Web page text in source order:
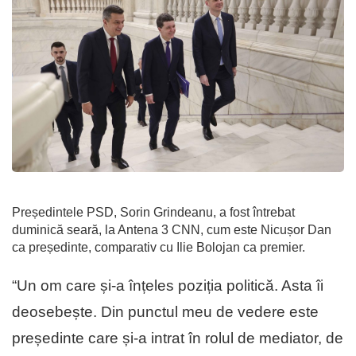
Președintele PSD, Sorin Grindeanu, a fost întrebat
duminică seară, la Antena 3 CNN, cum este Nicușor Dan
ca președinte, comparativ cu Ilie Bolojan ca premier.
“Un om care și-a înțeles poziția politică. Asta îi
deosebește. Din punctul meu de vedere este
președinte care și-a intrat în rolul de mediator, de